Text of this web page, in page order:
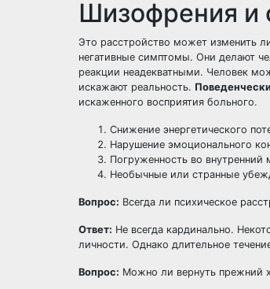
Шизофрения и
Это расстройство может изменить
негативные симптомы. Они делают
реакции неадекватными. Человек
искажают реальность.
искаженного восприятия больного.
Снижение энергетического
Нарушение эмоционального
Погруженность во внутренний
Необычные или странные
Вопрос: Всегда ли психическое
Ответ: Не всегда кардинально.
личности. Однако длительное
Вопрос: Можно ли вернуть прежний